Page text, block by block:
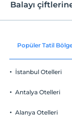
Evcil Hayvan
Evcil hayvan
Odalarda sigara
2 yaşına kadar
En erken saat 12:00
Check/out
Evcil Hayvan
Sigara
Çocuklar
Her bir oda için 6
Balayı
Popüler Tatil
İstanbul Otelleri
Antalya Otelleri
Alanya Otelleri